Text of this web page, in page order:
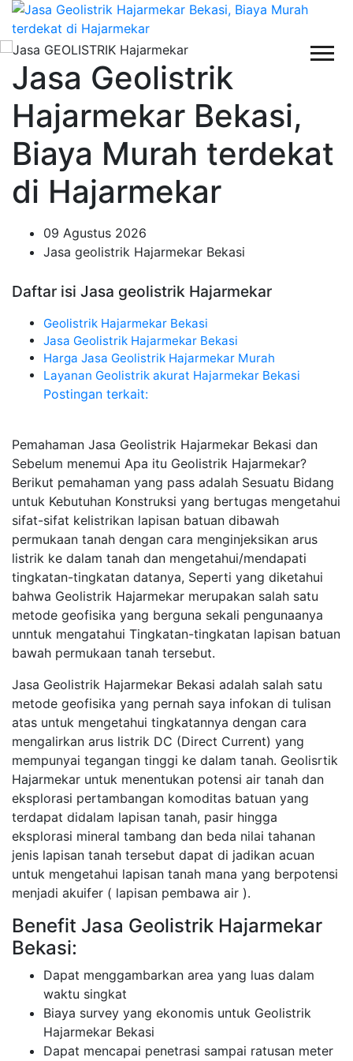
Jasa Geolistrik
Hajarmekar Bekasi,
Biaya Murah terdekat
di Hajarmekar
09 Agustus 2026
Jasa geolistrik Hajarmekar Bekasi
Daftar isi Jasa geolistrik Hajarmekar
Geolistrik Hajarmekar Bekasi
Jasa Geolistrik Hajarmekar Bekasi
Harga Jasa Geolistrik Hajarmekar Murah
Layanan Geolistrik akurat Hajarmekar Bekasi
Postingan terkait:
Pemahaman Jasa Geolistrik Hajarmekar Bekasi dan
Sebelum menemui Apa itu Geolistrik Hajarmekar?
Berikut pemahaman yang pass adalah Sesuatu Bidang
untuk Kebutuhan Konstruksi yang bertugas mengetahui
sifat-sifat kelistrikan lapisan batuan dibawah
permukaan tanah dengan cara menginjeksikan arus
listrik ke dalam tanah dan mengetahui/mendapati
tingkatan-tingkatan datanya, Seperti yang diketahui
bahwa Geolistrik Hajarmekar merupakan salah satu
metode geofisika yang berguna sekali pengunaanya
unntuk mengatahui Tingkatan-tingkatan lapisan batuan
bawah permukaan tanah tersebut.
Jasa Geolistrik Hajarmekar Bekasi adalah salah satu
metode geofisika yang pernah saya infokan di tulisan
atas untuk mengetahui tingkatannya dengan cara
mengalirkan arus listrik DC (Direct Current) yang
mempunyai tegangan tinggi ke dalam tanah. Geolisrtik
Hajarmekar untuk menentukan potensi air tanah dan
eksplorasi pertambangan komoditas batuan yang
terdapat didalam lapisan tanah, pasir hingga
eksplorasi mineral tambang dan beda nilai tahanan
jenis lapisan tanah tersebut dapat di jadikan acuan
untuk mengetahui lapisan tanah mana yang berpotensi
menjadi akuifer ( lapisan pembawa air ).
Benefit Jasa Geolistrik Hajarmekar
Bekasi:
Dapat menggambarkan area yang luas dalam
waktu singkat
Biaya survey yang ekonomis untuk Geolistrik
Hajarmekar Bekasi
Dapat mencapai penetrasi sampai ratusan meter